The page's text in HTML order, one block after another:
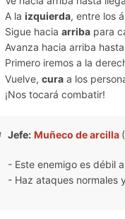
A laizquierda, entre los
Sigue haciaarriba para
Avanza hacia arriba
Primero iremos a la
Vuelve,cura a los
¡Nos tocará combatir!
Jefe: Muñeco de arcilla
- Este enemigo es débil a
- Haz ataques normales